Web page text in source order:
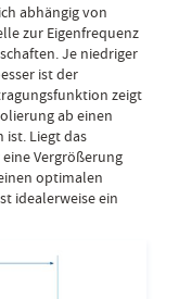
abhängig von
zur Eigenfrequenz
Je niedriger
ist der
zeigt
ab einen
ist. Liegt das
Vergrößerung
optimalen
idealerweise ein